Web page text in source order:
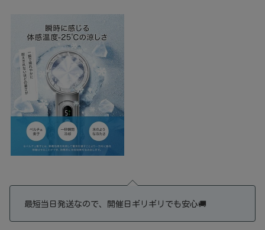
最短当日発送なので、開催日ギリギリでも安心🚚